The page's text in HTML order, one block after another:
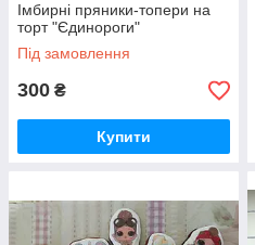
Імбирні пряники-топери на
торт "Єдинороги"
Під замовлення
300 ₴
Купити